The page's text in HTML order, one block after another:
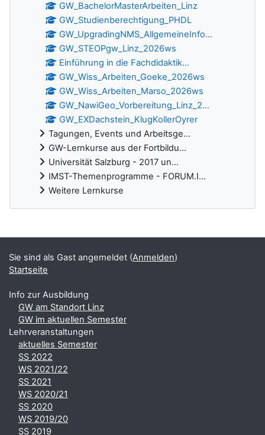
GW_BachelorMasterArbeiten_Linz
GW_Studienberechtigung_PHDL
GW_UpgradingNMS_AllgemeineInfo...
GW_STEOPgw_Linz_2026ws
Einführung in die Fachdidaktik...
GW_Wiss_Arbeiten_Goeke_2026ws
GW_Wiss_Arbeiten_Marso_2026ws
GW_NawiGeo_Vorbereitung_Linz_2...
GW_EXDachstein_KlugKollerOyrer
Tagungen, Events und Arbeitsge...
GW-Lernkurse aus der Fortbildu...
Universität Salzburg - 2017 un...
IMST-Themenprogramme - FORUM.I...
Weitere Lernkurse
Ergänzungsblöcke
Sie sind als Gast angemeldet (Anmelden)
Startseite
Info zur Ausbildung
GW am Standort Linz
GW im aktuellen Semester
Lehrveranstaltungen
aktuelles Semester
SS 2022
WS 2021/22
SS 2021
WS 2020/21
SS 2020
WS 2019/20
SS 2019